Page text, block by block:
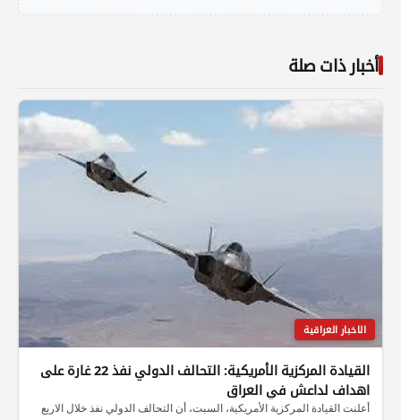
أخبار ذات صلة
الاخبار العراقية
القيادة المركزية الأمريكية: التحالف الدولي نفذ 22 غارة على
اهداف لداعش في العراق
أعلنت القيادة المركزية الأمريكية، السبت، أن التحالف الدولي نفذ خلال الاربع